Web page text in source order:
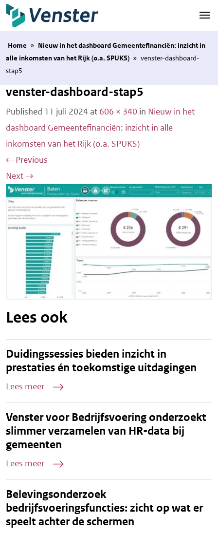
Naar hoofdinhoud
Home » Nieuw in het dashboard Gemeentefinanciën: inzicht in
alle inkomsten van het Rijk (o.a. SPUKS) » venster-dashboard-
stap5
venster-dashboard-stap5
Published 11 juli 2024 at 606 × 340 in Nieuw in het
dashboard Gemeentefinanciën: inzicht in alle
inkomsten van het Rijk (o.a. SPUKS)
← Previous
Next→
Lees ook
Duidingssessies bieden inzicht in
prestaties én toekomstige uitdagingen
Lees meer
Venster voor Bedrijfsvoering onderzoekt
slimmer verzamelen van HR-data bij
gemeenten
Lees meer
Belevingsonderzoek
bedrijfsvoeringsfuncties: zicht op wat er
speelt achter de schermen